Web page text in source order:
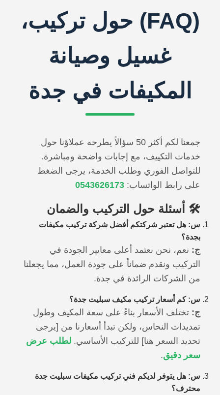
(FAQ) حول تركيب،
غسيل وصيانة
المكيفات في جدة
جمعنا لكم أكثر 50 سؤالاً يطرحه عملاؤنا حول
خدمات التكييف، مع إجابات واضحة ومباشرة.
للتواصل الفوري وطلب الخدمة، يرجى الضغط
على رابط الواتساب: 0543626173
🛠️ أسئلة حول التركيب والضمان
س: هل تعتبر شركتكم أفضل شركة تركيب مكيفات
بجدة؟
ج: نعم، نحن نعتمد أعلى معايير الجودة في
التركيب ونقدم ضماناً على جودة العمل، مما يجعلنا
من الشركات الرائدة في جدة.
س: كم أسعار تركيب مكيف سبليت جدة؟
ج: تختلف الأسعار بناءً على سعة المكيف وطول
تمديدات النحاس، ولكن تبدأ أسعارنا من [يرجى
تحديد السعر هنا] للتركيب الأساسي. لطلب عرض
سعر دقيق.
س: هل يتوفر لديكم فني تركيب مكيفات سبليت جدة
محترف؟